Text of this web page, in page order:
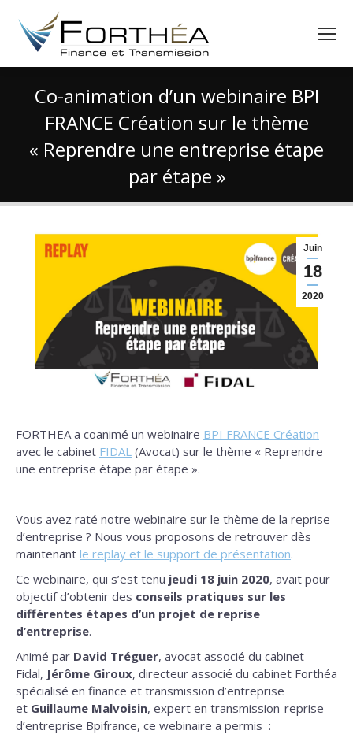
Co-animation d’un webinaire BPI
FRANCE Création sur le thème
« Reprendre une entreprise étape
par étape »
Vous êtes ici :
Juin
18
2020
FORTHEA a coanimé un webinaire BPI FRANCE Création
avec le cabinet FIDAL (Avocat) sur le thème « Reprendre
une entreprise étape par étape ».
Vous avez raté notre webinaire sur le thème de la reprise
d’entreprise ? Nous vous proposons de retrouver dès
maintenant le replay et le support de présentation.
Ce webinaire, qui s’est tenu jeudi 18 juin 2020, avait pour
objectif d’obtenir des conseils pratiques sur les
différentes étapes d’un projet de reprise
d’entreprise.
Animé par David Tréguer, avocat associé du cabinet
Fidal, Jérôme Giroux, directeur associé du cabinet Forthéa
spécialisé en finance et transmission d’entreprise
et Guillaume Malvoisin, expert en transmission-reprise
d’entreprise Bpifrance, ce webinaire a permis :